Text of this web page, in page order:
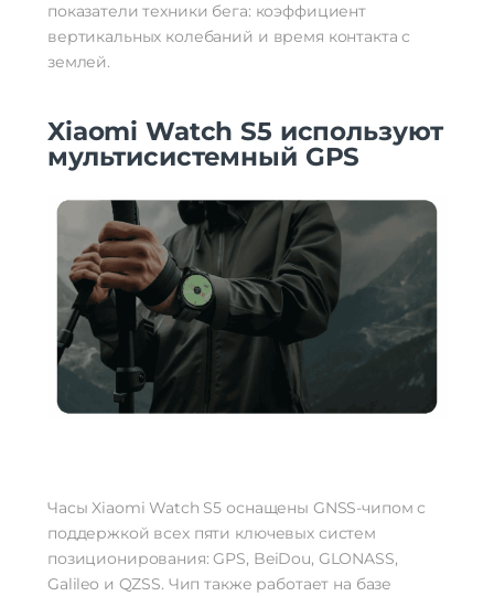
показатели техники бега: коэффициент
вертикальных колебаний и время контакта с
землей.
Xiaomi Watch S5 используют
мультисистемный GPS
Часы Xiaomi Watch S5 оснащены GNSS-чипом с
поддержкой всех пяти ключевых систем
позиционирования: GPS, BeiDou, GLONASS,
Galileo и QZSS. Чип также работает на базе